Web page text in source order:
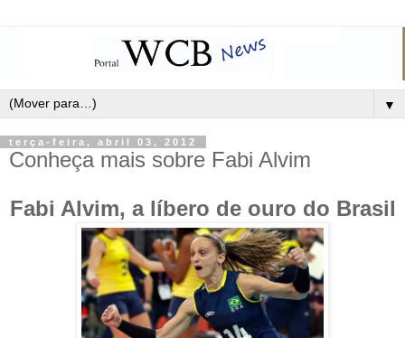
▼
terça-feira, abril 03, 2012
Conheça mais sobre Fabi Alvim
Fabi Alvim, a líbero de ouro do Brasil